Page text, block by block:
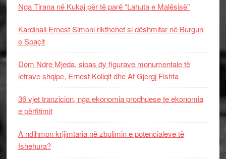
Nga Tirana në Kukaj për të parë “Lahuta e Malësisë”
Kardinali Ernest Simoni rikthehet si dëshmitar në Burgun
e Spaçit
Dom Ndre Mjeda, sipas dy figurave monumentale të
letrave shqipe, Ernest Koliqit dhe At Gjergj Fishta
36 vjet tranzicion, nga ekonomia prodhuese te ekonomia
e përfitimit
A ndihmon krijimtaria në zbulimin e potencialeve të
fshehura?